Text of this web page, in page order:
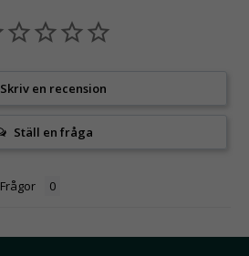
Skriv en recension
Ställ en fråga
Frågor